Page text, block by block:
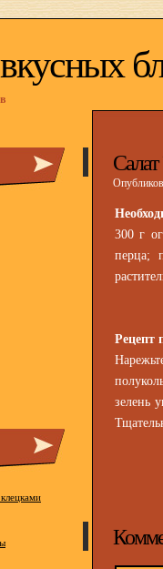
300 г
перца;
Рецепт
зелень